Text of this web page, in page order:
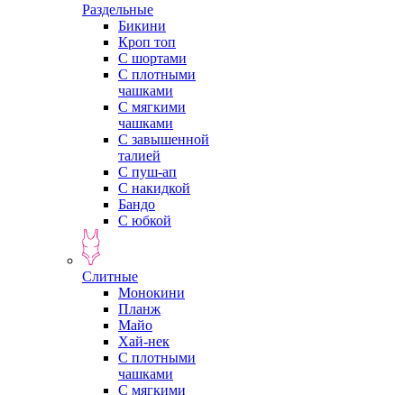
Раздельные
Бикини
Кроп топ
С шортами
С плотными
чашками
С мягкими
чашками
С завышенной
талией
С пуш-ап
С накидкой
Бандо
С юбкой
Слитные
Монокини
Планж
Майо
Хай-нек
С плотными
чашками
С мягкими